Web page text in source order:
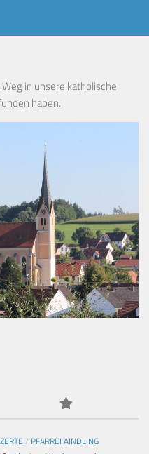
in unsere katholische
haben.
/ PFARREI AINDLING